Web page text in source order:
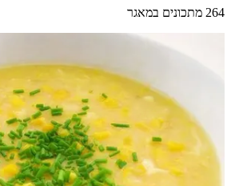
264 מתכונים במאגר